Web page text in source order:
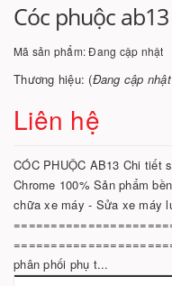
Cóc phuộc ab13
Mã sản phẩm:Đang cập nhật
Thương hiệu: (Đang cập
Liên hệ
CÓC PHUỘC AB13 Chi tiết
Chrome 100% Sản phẩm
chữa xe máy - Sửa xe máy
phân phối phụ t...